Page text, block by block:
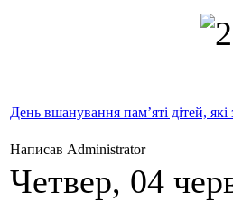
День вшанування пам’яті дітей, які
Написав Administrator
Четвер, 04